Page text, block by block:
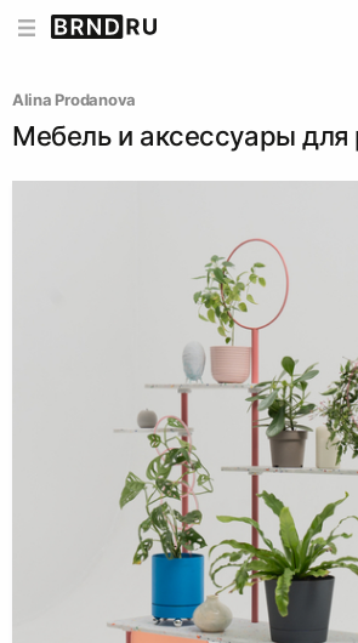
Alina Prodanova
Мебель и аксессуары для